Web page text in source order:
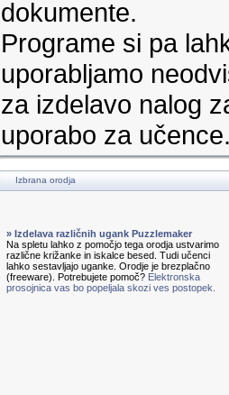
dokumente.
Programe si pa
uporabljamo
za izdelavo nalog
uporabo za
Izbrana orodja
» Izdelava različnih ugank Puzzlemaker
Na spletu lahko z pomočjo tega orodja ustvarimo
različne križanke in iskalce besed. Tudi učenci
lahko sestavljajo uganke. Orodje je brezplačno
(freeware). Potrebujete pomoč? Elektronska
prosojnica vas bo popeljala skozi ves postopek.